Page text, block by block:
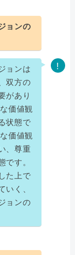
ョンの
ョンは
双方の
があり
価値観
状態で
価値観
、尊重
です。
た上で
いく、
ョンの